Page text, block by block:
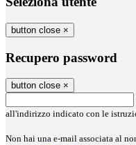
button close ×
Recupero password
button close ×
all'indirizzo indicato con le
Non hai una e-mail associata al